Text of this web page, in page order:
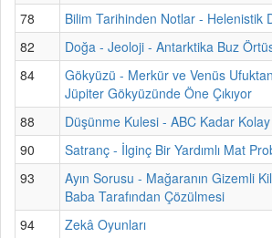
78
Bilim Tarihinden Notlar - Helenistik
82
Doğa - Jeoloji - Antarktika Buz
84
Gökyüzü - Merkür ve Venüs
Jüpiter Gökyüzünde Öne Çıkıyor
88
Düşünme Kulesi - ABC Kadar Kolay
90
Satranç - İlginç Bir Yardımlı Mat
93
Ayın Sorusu - Mağaranın Gizemli
Baba Tarafından Çözülmesi
94
Zekâ Oyunları